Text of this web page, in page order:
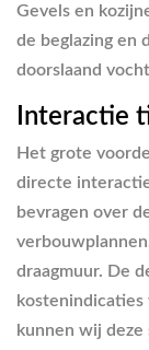
Gevels en
de beglazing en
doorslaand
Interactie
Het grote
directe
bevragen over
draagmuur. De
kunnen wij